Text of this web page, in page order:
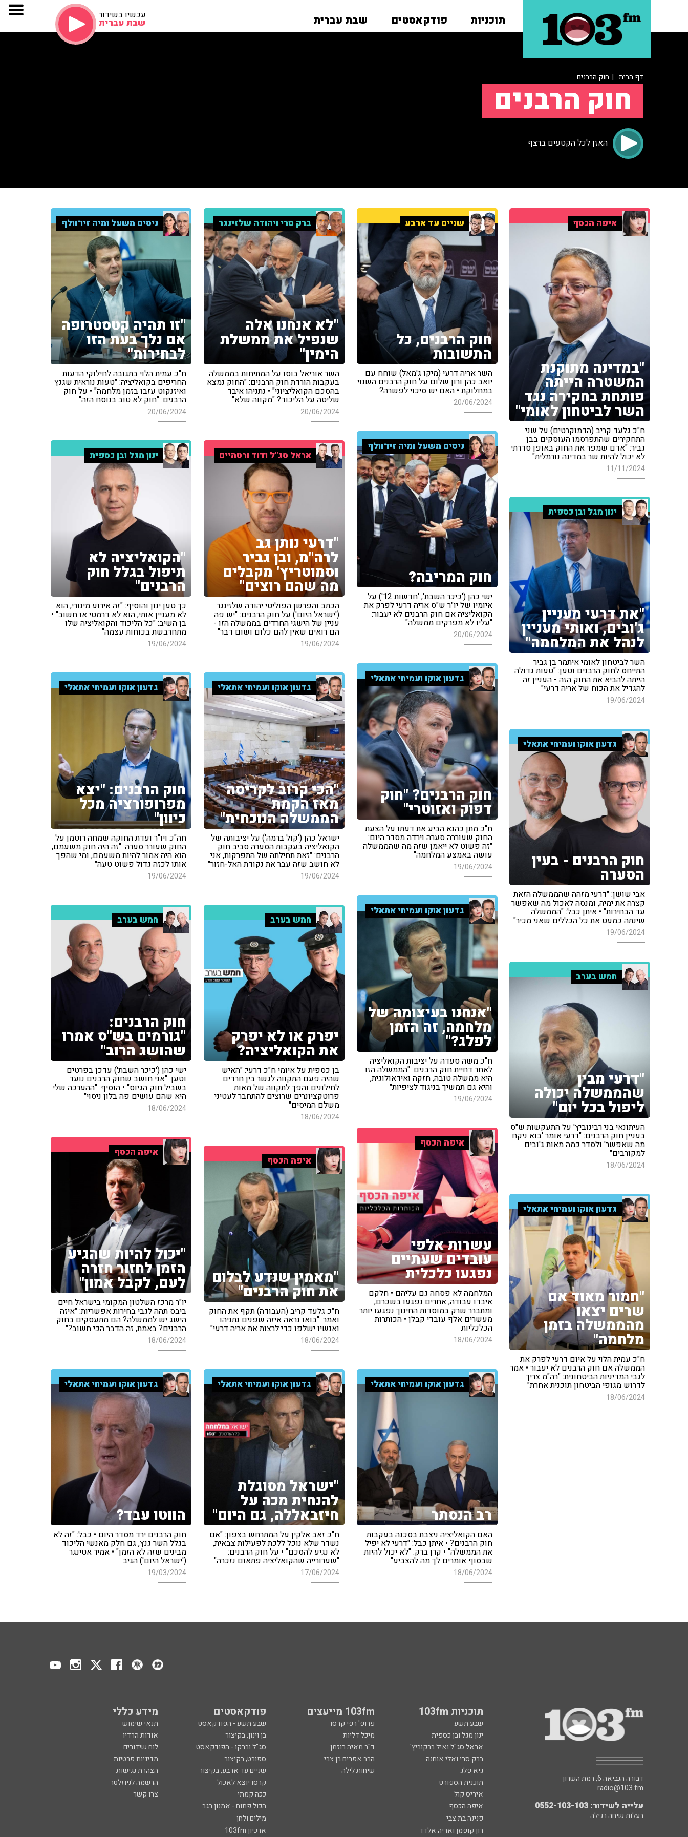
תוכניות פודקאסטים שבת עברית עכשיו בשידור
שבת עברית
דף הבית | חוק הרבנים
חוק הרבנים
האזן לכל הקטעים ברצף
איפה הכסף
"במדינה מתוקנת
המשטרה הייתה
פותחת בחקירה נגד
השר לביטחון לאומי"
ח"כ גלעד קריב (הדמוקרטים) על שני
התחקירים שהתפרסמו העוסקים בבן
גביר: "אדם שמפר את החוק באופן סדרתי
לא יכול להיות שר במדינה נורמלית"
11/11/2024
שניים עד ארבע
חוק הרבנים, כל
התשובות
השר אריה דרעי (מיקו ג'מאל) שוחח עם
יואב כהן ורון שלום על חוק הרבנים השנוי
במחלוקת • האם יש סיכוי לפשרה?
20/06/2024
ברק סרי ויהודה שלזינגר
"לא אנחנו אלה
שנפיל את ממשלת
הימין"
השר אוריאל בוסו על המתיחות בממשלה
בעקבות הורדת חוק הרבנים: "החוק נמצא
בהסכם הקואליציוני" • נתניהו איבד
שליטה על הליכוד? "מקווה שלא"
20/06/2024
ניסים משעל ומיה זיו־וולף
"זו תהיה קטסטרופה
אם נלך בעת הזו
לבחירות"
ח"כ עמית הלוי בתגובה לחילוקי הדעות
החריפים בקואליציה: "טעות נוראית שגנץ
ואיזנקוט עזבו בזמן מלחמה" • על חוק
הרבנים: "חוק לא טוב בנוסח הזה"
20/06/2024
ניסים משעל ומיה זיו־וולף
חוק המריבה?
ישי כהן ('כיכר השבת', 'חדשות 12') על
איומיו של יו"ר ש"ס אריה דרעי לפרק את
הקואליציה אם חוק הרבנים לא יעבור:
"עליו לא מפרקים ממשלה"
20/06/2024
אראל סג"ל ודוד ורטהיים
"דרעי נותן גב
לרה"מ, ובן גביר
וסמוטריץ' מקבלים
מה שהם רוצים"
הכתב והפרשן הפוליטי יהודה שלזינגר
('ישראל היום') על חוק הרבנים: "יש פה
עניין של הישגי החרדים בממשלה הזו -
הם רואים שאין להם כלום ושום דבר"
19/06/2024
ינון מגל ובן כספית
"הקואליציה לא
תיפול בגלל חוק
הרבנים"
כך טען ינון והוסיף: "זה אירוע מינורי, הוא
לא מעניין אותי, הוא לא דרמטי או חשוב" •
בן השיב: "כל הליכוד והקואליציה שלו
מתחרבשת בכוחות עצמה"
19/06/2024
ינון מגל ובן כספית
"את דרעי מעניין
ג'ובים, ואותי מעניין
לנהל את המלחמה"
השר לביטחון לאומי איתמר בן גביר
התייחס לחוק הרבנים וטען: "טעות גדולה
הייתה להביא את החוק הזה - העניין זה
להגדיל את הכוח של אריה דרעי"
19/06/2024
גדעון אוקו ועמיחי אתאלי
חוק הרבנים? "חוק
דפוק ואזוטרי"
ח"כ מתן כהנא הביע את דעתו על הצעת
החוק שעוררה סערה וירדה מסדר היום:
"זה פשוט לא ייאמן שזה מה שהממשלה
עושה באמצע המלחמה"
19/06/2024
גדעון אוקו ועמיחי אתאלי
"הכי קרוב לקריסה
מאז הקמת
הממשלה הנוכחית"
ישראל כהן ('קול ברמה') על יציבותה של
הקואליציה בעקבות הסערה סביב חוק
הרבנים: "זאת תחילתה של התפרקות, אני
לא חושב שזה עבר את נקודת האל-חזור"
19/06/2024
גדעון אוקו ועמיחי אתאלי
חוק הרבנים: "יצא
מפרופורציה מכל
כיוון"
חה"כ ויו"ר ועדת החוקה שמחה רוטמן על
החוק שעורר סערה: "זה היה חוק משעמם,
הוא היה אמור להיות משעמם, ומי שהפך
אותו לכזה גדול פשוט טעה"
19/06/2024
גדעון אוקו ועמיחי אתאלי
חוק הרבנים - בעין
הסערה
אבי שושן: "דרעי מזהה שהממשלה הזאת
קצרה את ימיה, ומנסה לאכול מה שאפשר
עד הבחירות" • איתן כבל: "הממשלה
שינתה כמעט את כל הכללים שאני מכיר"
19/06/2024
גדעון אוקו ועמיחי אתאלי
"אנחנו בעיצומה של
מלחמה, זה הזמן
לפלג?"
ח"כ משה סעדה על יציבות הקואליציה
לאחר דחיית חוק הרבנים: "הממשלה הזו
היא ממשלה טובה, חזקה ואידאולוגית,
והיא גם תמשיך בניגוד לציפיות"
19/06/2024
חמש בערב
יפרק או לא יפרק
את הקואליציה?
בן כספית על איומי ח"כ דרעי: "האיש
שהיה פעם התקווה לגשר בין חרדים
לחילונים והפך לתקווה של מאות
פרוטקציונרים שרוצים להתחבר לעטיני
משלם המיסים"
18/06/2024
חמש בערב
חוק הרבנים:
"גורמים בש"ס אמרו
שהושג הרוב"
ישי כהן ('כיכר השבת') עדכן בפרטים
וטען: "אני חושב שחוק הרבנים נועד
בשביל חוק הגיוס" • הוסיף: "ההערכה שלי
היא שהם עושים פה בלון ניסוי"
18/06/2024
חמש בערב
"דרעי מבין
שהממשלה יכולה
ליפול בכל יום"
העיתונאי בני רבינוביץ' על התעקשות ש"ס
בעניין חוק הרבנים: "דרעי אומר 'בוא ניקח
מה שאפשר' ולסדר כמה מאות ג'ובים
למקורבים"
18/06/2024
איפה הכסף
עשרות אלפי
עובדים שעתיים
נפגעו כלכלית
המלחמה לא פסחה גם עליהם • חלקם
איבדו עבודה, אחרים נפגעו בשכרם,
ומתברר שרק במוסדות החינוך נפגעו יותר
מעשרים אלף עובדי קבלן • הכותרות
הכלכליות
18/06/2024
איפה הכסף
"יכול להיות שהגיע
הזמן לחזור חזרה
לעם, לקבל אמון"
יו"ר מרכז השלטון המקומי בישראל חיים
ביבס תהה לגבי בחירות אפשריות: "איזה
הישג יש לממשלה? הם מתעסקים בחוק
הרבנים? באמת, זה הדבר הכי חשוב?"
18/06/2024
איפה הכסף
"מאמין שנדע לבלום
את חוק הרבנים"
ח"כ גלעד קריב (העבודה) תקף את החוק
ואמר: "בואו נראה איזה שפנים נתניהו
ואנשיו ישלפו כדי לרצות את אריה דרעי"
18/06/2024
גדעון אוקו ועמיחי אתאלי
"חמור מאוד אם
שרים יצאו
מהממשלה בזמן
מלחמה"
ח"כ עמית הלוי על איום דרעי לפרק את
הממשלה אם חוק הרבנים לא יעבור • אמר
לגבי המדיניות הביטחונית: "רה"מ צריך
לדרוש מגופי הביטחון תוכנית אחרת"
18/06/2024
גדעון אוקו ועמיחי אתאלי
רב הנסתר
האם הקואליציה ניצבת בסכנה בעקבות
חוק הרבנים? • איתן כבל: "דרעי לא יפיל
את הממשלה" • קרן ברק: "לא יכול להיות
שבסוף אומרים לך מה להצביע"
18/06/2024
גדעון אוקו ועמיחי אתאלי
"ישראל מסוגלת
להנחית מכה על
חיזבאללה, גם היום"
ח"כ זאב אלקין על המתרחש בצפון: "אם
נשדר שלא נוכל ללכת לפעילות צבאית,
לא נגיע להסכם" • על חוק הרבנים:
"שערורייה שהקואליציה פתאום נזכרה"
17/06/2024
גדעון אוקו ועמיחי אתאלי
הווטו עבד?
חוק הרבנים ירד מסדר היום • כבל: "זה לא
בגלל השר גנץ, גם חלק מאנשי הליכוד
מבינים שזה לא הזמן" • אמיר אטינגר
('ישראל היום') הגיב
19/03/2024
תוכניות 103fm 103fm מייעצים פודקאסטים מידע כללי
שבע תשע פרופ' רפי קרסו שבע תשע - הפודקאסט
תנאי שימוש
ינון מגל ובן כספית
מיכל דליות בן וינון, בקיצור
אודות הרדיו
אראל סג"ל ואיל ברקוביץ'
ד"ר מאיה רוזמן סג"ל וברקו - הפודקאסט
לוח שידורים
ברק סרי ואלי אוחנה
הרב אפרים בן צבי ספורט, בקיצור
מדיניות פרטיות
גיא פלג
שיחות לילה שניים עד ארבע, בקיצור
הצהרת נגישות
תוכנית הספורט
קרסו יוצא לאכול
הרשמה לניוזלטר
איריס קול
ככה קמתי
צרו קשר
איפה הכסף
הכול פתוח - אמנון רגב
פנינה בת צבי
מילים ולחן
רון קופמן ואריה אלדד
ארכיון 103fm
דבורה הנביאה 6, רמת השרון
radio@103.fm
עלייה לשידור: 0552-103-103
בעלות שיחה רגילה